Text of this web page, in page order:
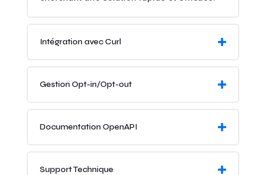
Intégration avec Curl
Gestion Opt-in/Opt-out
Documentation OpenAPI
Support Technique